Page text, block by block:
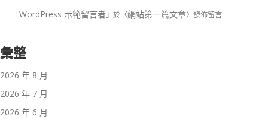
「WordPress 示範留言者」於〈網站第一篇文章〉發佈留言
彙整
2026 年 8 月
2026 年 7 月
2026 年 6 月